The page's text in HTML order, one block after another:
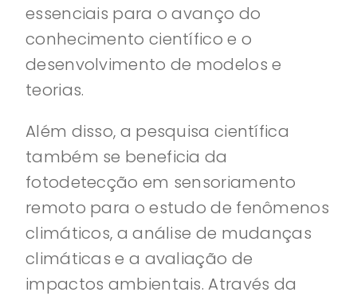
essenciais para o avanço do
conhecimento científico e o
desenvolvimento de modelos e
teorias.
Além disso, a pesquisa científica
também se beneficia da
fotodetecção em sensoriamento
remoto para o estudo de fenômenos
climáticos, a análise de mudanças
climáticas e a avaliação de
impactos ambientais. Através da